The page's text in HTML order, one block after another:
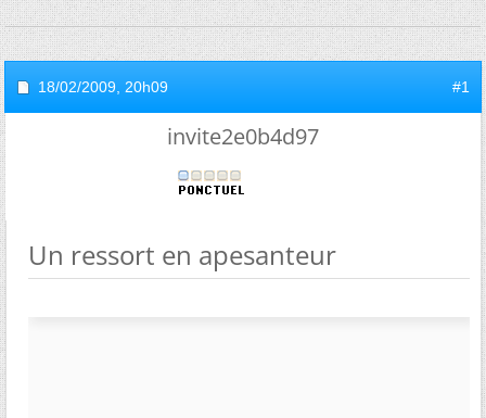
18/02/2009, 20h09 #1
invite2e0b4d97
Un ressort en apesanteur